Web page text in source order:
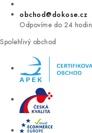
obchod@dokose.cz
Odpovíme do 24 hodin
Spolehlivý obchod
Úvod Kontakt Blog
Moje objednávka